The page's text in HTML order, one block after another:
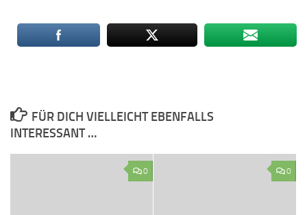
FÜR DICH VIELLEICHT EBENFALLS
INTERESSANT …
0 0